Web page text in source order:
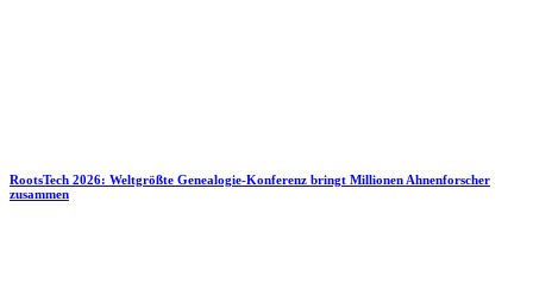
RootsTech 2026: Weltgrößte Genealogie-Konferenz bringt Millionen Ahnenforscher
zusammen